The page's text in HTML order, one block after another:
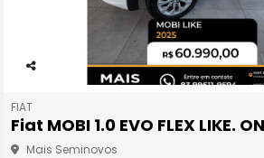
pa
rtil
he
FIAT
Fiat MOBI 1.0 EVO FLEX LIKE.
Mais Seminovos